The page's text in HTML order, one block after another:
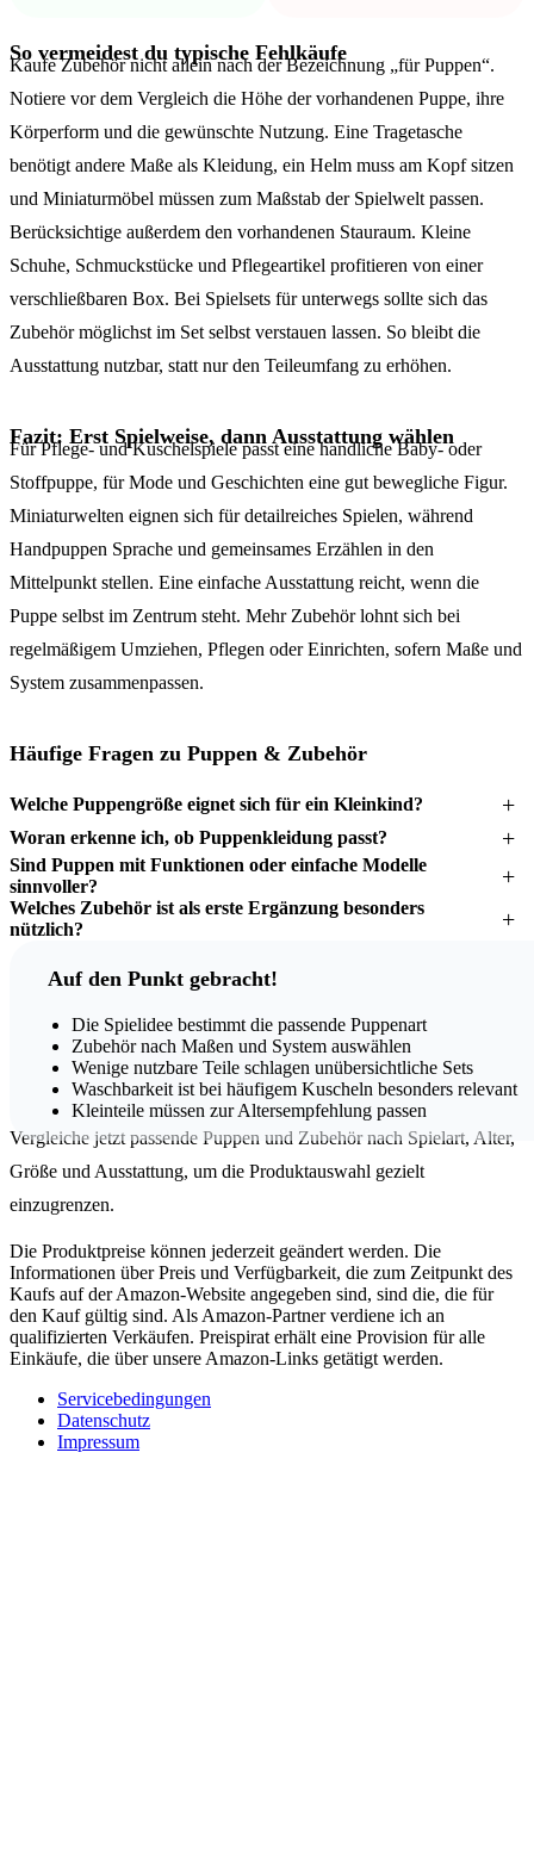
So vermeidest du typische Fehlkäufe
Kaufe Zubehör nicht allein nach der Bezeichnung „für Puppen“.
Notiere vor dem Vergleich die Höhe der vorhandenen Puppe, ihre
Körperform und die gewünschte Nutzung. Eine Tragetasche
benötigt andere Maße als Kleidung, ein Helm muss am Kopf sitzen
und Miniaturmöbel müssen zum Maßstab der Spielwelt passen.
Berücksichtige außerdem den vorhandenen Stauraum. Kleine
Schuhe, Schmuckstücke und Pflegeartikel profitieren von einer
verschließbaren Box. Bei Spielsets für unterwegs sollte sich das
Zubehör möglichst im Set selbst verstauen lassen. So bleibt die
Ausstattung nutzbar, statt nur den Teileumfang zu erhöhen.
Fazit: Erst Spielweise, dann Ausstattung wählen
Für Pflege- und Kuschelspiele passt eine handliche Baby- oder
Stoffpuppe, für Mode und Geschichten eine gut bewegliche Figur.
Miniaturwelten eignen sich für detailreiches Spielen, während
Handpuppen Sprache und gemeinsames Erzählen in den
Mittelpunkt stellen. Eine einfache Ausstattung reicht, wenn die
Puppe selbst im Zentrum steht. Mehr Zubehör lohnt sich bei
regelmäßigem Umziehen, Pflegen oder Einrichten, sofern Maße und
System zusammenpassen.
Häufige Fragen zu Puppen & Zubehör
Welche Puppengröße eignet sich für ein Kleinkind?
Woran erkenne ich, ob Puppenkleidung passt?
Sind Puppen mit Funktionen oder einfache Modelle
sinnvoller?
Welches Zubehör ist als erste Ergänzung besonders
nützlich?
Auf den Punkt gebracht!
Die Spielidee bestimmt die passende Puppenart
Zubehör nach Maßen und System auswählen
Wenige nutzbare Teile schlagen unübersichtliche Sets
Waschbarkeit ist bei häufigem Kuscheln besonders relevant
Kleinteile müssen zur Altersempfehlung passen
Vergleiche jetzt passende Puppen und Zubehör nach Spielart, Alter,
Größe und Ausstattung, um die Produktauswahl gezielt
einzugrenzen.
Die Produktpreise können jederzeit geändert werden. Die
Informationen über Preis und Verfügbarkeit, die zum Zeitpunkt des
Kaufs auf der Amazon-Website angegeben sind, sind die, die für
den Kauf gültig sind. Als Amazon-Partner verdiene ich an
qualifizierten Verkäufen. Preispirat erhält eine Provision für alle
Einkäufe, die über unsere Amazon-Links getätigt werden.
Servicebedingungen
Datenschutz
Impressum